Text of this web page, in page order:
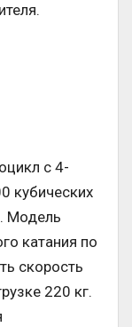
с 4-
кубических
Модель
катания по
скорость
220 кг.